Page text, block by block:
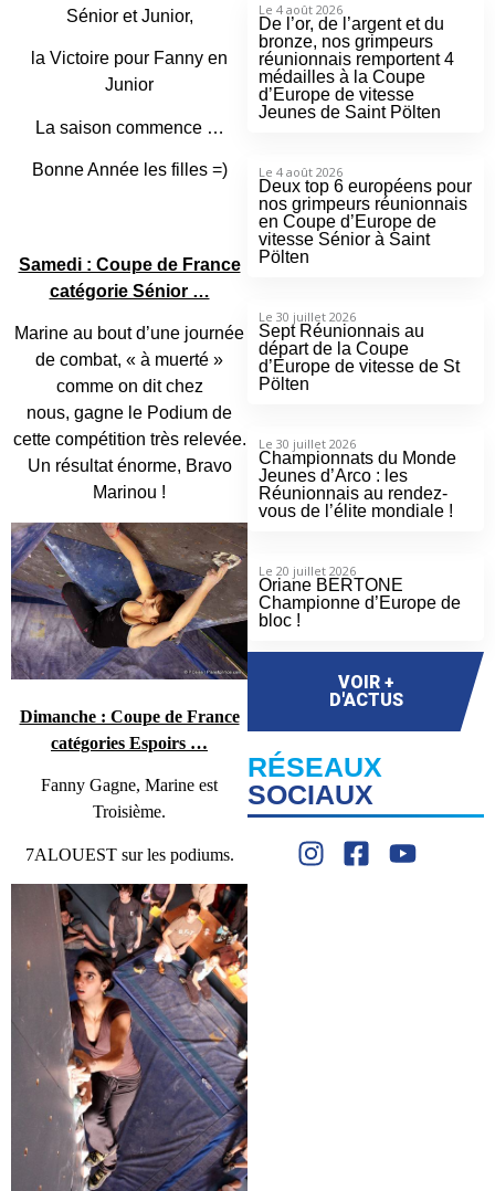
Sénior et Junior,
la Victoire pour Fanny en
Junior
La saison commence …
Bonne Année les filles =)
Samedi : Coupe de France
catégorie Sénior …
Marine au bout d’une journée
de combat, « à muerté »
comme on dit chez
nous, gagne le Podium de
cette compétition très relevée.
Un résultat énorme, Bravo
Marinou !
Dimanche : Coupe de France
catégories Espoirs …
Fanny Gagne, Marine est
Troisième.
7ALOUEST sur les podiums.
Le 4 août 2026
De l’or, de l’argent et du
bronze, nos grimpeurs
réunionnais remportent 4
médailles à la Coupe
d’Europe de vitesse
Jeunes de Saint Pölten
Le 4 août 2026
Deux top 6 européens pour
nos grimpeurs réunionnais
en Coupe d’Europe de
vitesse Sénior à Saint
Pölten
Le 30 juillet 2026
Sept Réunionnais au
départ de la Coupe
d’Europe de vitesse de St
Pölten
Le 30 juillet 2026
Championnats du Monde
Jeunes d’Arco : les
Réunionnais au rendez-
vous de l’élite mondiale !
Le 20 juillet 2026
Oriane BERTONE
Championne d’Europe de
bloc !
VOIR +
D'ACTUS
RÉSEAUX
SOCIAUX